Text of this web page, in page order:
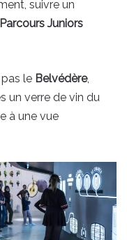
suivre un
Parcours Juniors
le Belvédère,
un verre de vin du
à une vue